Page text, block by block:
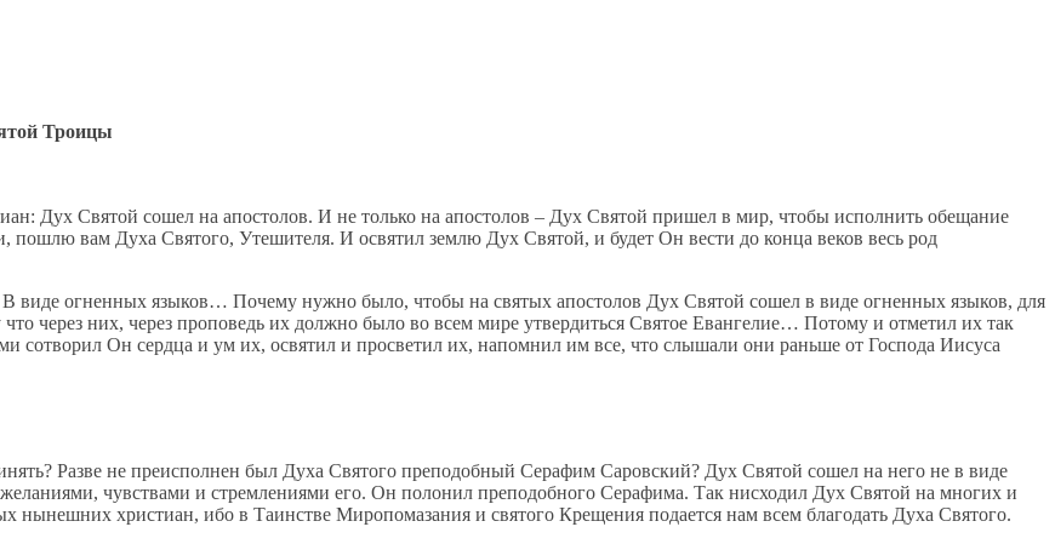
Троицы
Дух Святой сошел на апостолов. И не только на апостолов – Дух Святой пришел в мир, чтобы исполнить обещание
пошлю вам Духа Святого, Утешителя. И освятил землю Дух Святой, и будет Он вести до конца веков весь род
виде огненных языков… Почему нужно было, чтобы на святых апостолов Дух Святой сошел в виде огненных языков, для
через них, через проповедь их должно было во всем мире утвердиться Святое Евангелие… Потому и отметил их так
Он сердца и ум их, освятил и просветил их, напомнил им все, что слышали они раньше от Господа Иисуса
Разве не преисполнен был Духа Святого преподобный Серафим Саровский? Дух Святой сошел на него не в виде
чувствами и стремлениями его. Он полонил преподобного Серафима. Так нисходил Дух Святой на многих и
нынешних христиан, ибо в Таинстве Миропомазания и святого Крещения подается нам всем благодать Духа Святого.